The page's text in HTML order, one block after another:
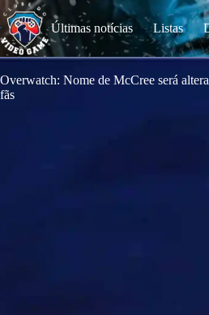
k
i
p
o
c
Últimas notícias Listas
Overwatch: Nome de McCree será
fãs